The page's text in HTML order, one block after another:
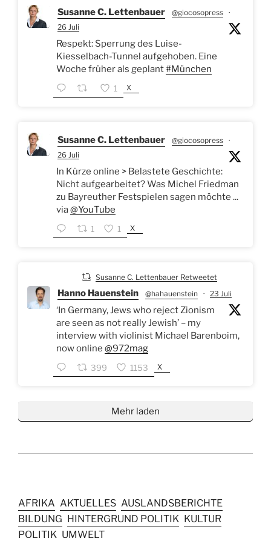
Susanne C. Lettenbauer @giocosopress ·
26 Juli
Respekt: Sperrung des Luise-
Kiesselbach-Tunnel aufgehoben. Eine
Woche früher als geplant#München
1 X
Susanne C. Lettenbauer @giocosopress ·
26 Juli
In Kürze online > Belastete Geschichte:
Nicht aufgearbeitet? Was Michel Friedman
zu Bayreuther Festspielen sagen möchte ...
via@YouTube
1 1 X
Susanne C. Lettenbauer Retweetet
Hanno Hauenstein @hahauenstein · 23 Juli
‘In Germany, Jews who reject Zionism
are seen as not really Jewish’ – my
interview with violinist Michael Barenboim,
now online @972mag
399 1153 X
Mehr laden
AFRIKA AKTUELLES AUSLANDSBERICHTE
BILDUNG HINTERGRUND POLITIK KULTUR
POLITIK UMWELT